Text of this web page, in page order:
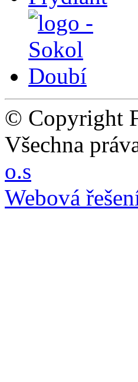
© Copyright
Všechna
o.s
Webová